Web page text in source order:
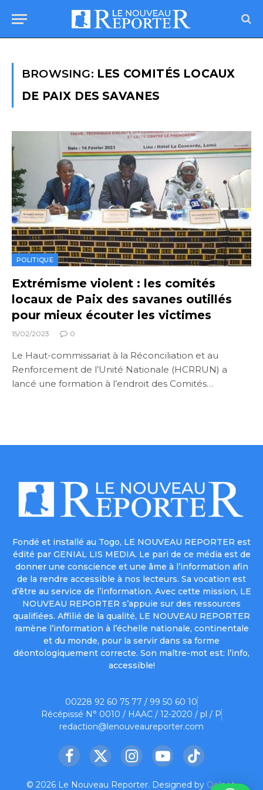
BROWSING: LES COMITÉS LOCAUX
DE PAIX DES SAVANES
POLITIQUE
Extrémisme violent : les comités
locaux de Paix des savanes outillés
pour mieux écouter les victimes
15/02/2023 0
Le Haut-commissariat à la Réconciliation et au
Renforcement de l’Unité Nationale (HCRRUN) a
lancé une formation à l’endroit des Comités…
Fondé et installé au Togo, LE NOUVEAU REPORTER est
édité par GENIAL LIS MEDIA. Le pari de ce média est de
donner une conscience et une âme à l’information afin
de la rendre accessible à nos lecteurs. Sa vocation est
d’être au service de l’information. Avec cette mission, LE
NOUVEAU REPORTER s’appuie sur des ressources
qualifiées. Affilié de la qualité, LE NOUVEAU REPORTER
ramène l’information à l’échelle nationale, continentale
et du monde, pour la servir dans sa forme
déontologiquement correcte. Son maître-mot est: l’info,
accessible!
00228 92 60 75 77 / 99 50 60 10
Récépissé N° 0010 / HAAC / 12-2020 / pl / P
redaction@lenouveaureporter.com
Facebook
X
InstagramYouTubeTikTok
© 2026 Le Nouveau Reporter. Designed by Oelnet.